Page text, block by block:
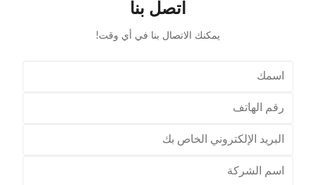
inserting machine,
اتصل بنا
يمكنك الاتصال بنا في أي وقت!